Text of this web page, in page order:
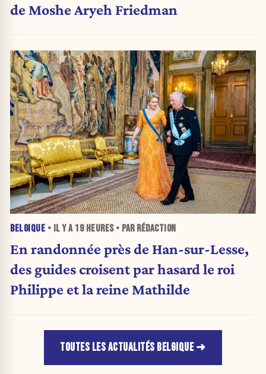
de Moshe Aryeh Friedman
BELGIQUE • IL Y A 19 HEURES• PAR RÉDACTION
En randonnée près de Han-sur-Lesse,
des guides croisent par hasard le roi
Philippe et la reine Mathilde
TOUTES LES ACTUALITÉS BELGIQUE